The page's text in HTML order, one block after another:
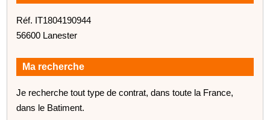
Réf. IT1804190944
56600 Lanester
Ma recherche
Je recherche tout type de contrat, dans toute la France,
dans le Batiment.